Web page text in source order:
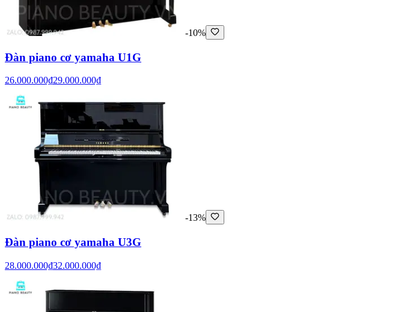
-10%
Đàn piano cơ yamaha U1G
26.000.000₫29.000.000₫
-13%
Đàn piano cơ yamaha U3G
28.000.000₫32.000.000₫